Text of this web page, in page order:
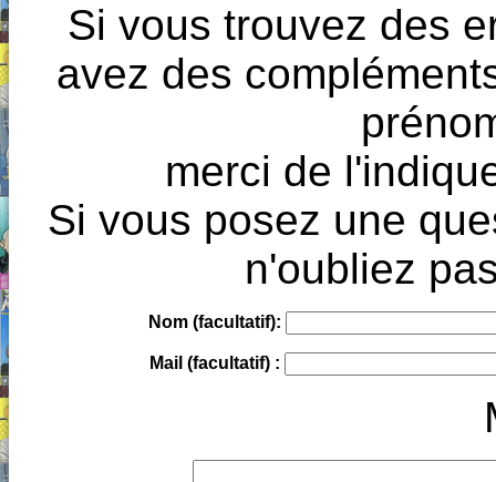
Si vous trouvez des
avez des
merci de
Si vous posez une
n'oubliez
Nom (facultatif):
Mail (facultatif) :